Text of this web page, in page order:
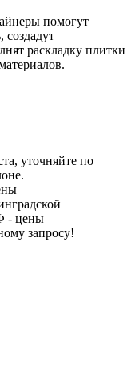
помогут
создадут
раскладку плитки
уточняйте по
- цены
запросу!